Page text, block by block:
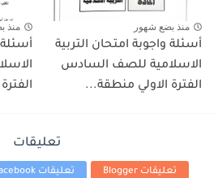
منذ بضع شهور
أسئلة واجوبة امتحان التربية
الاسلامية للصف السادس
الفترة الاولي منطقة...
منذ
أسئلة
تعليقات
تعليقات Blogger تعليقات Facebook